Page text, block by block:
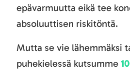
epävarmuutta eikä tee
absoluuttisen riskitöntä.
Mutta se vie lähemmäksi
puhekielessä kutsumme